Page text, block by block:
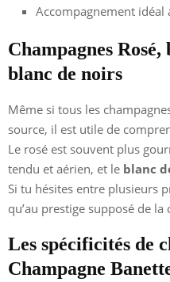
Accompagnement idéal
Champagnes
blanc de noirs
Même si tous les
source, il est utile de
Le rosé est souvent plus
tendu et aérien, et le blanc
Si tu hésites entre plusieurs
qu’au prestige supposé de la
Les spécificités de
Champagne